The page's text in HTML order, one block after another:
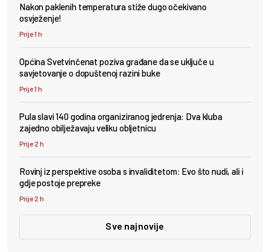
Nakon paklenih temperatura stiže dugo očekivano
osvježenje!
Prije 1 h
Općina Svetvinčenat poziva građane da se uključe u
savjetovanje o dopuštenoj razini buke
Prije 1 h
Pula slavi 140 godina organiziranog jedrenja: Dva kluba
zajedno obilježavaju veliku obljetnicu
Prije 2 h
Rovinj iz perspektive osoba s invaliditetom: Evo što nudi, ali i
gdje postoje prepreke
Prije 2 h
Sve najnovije